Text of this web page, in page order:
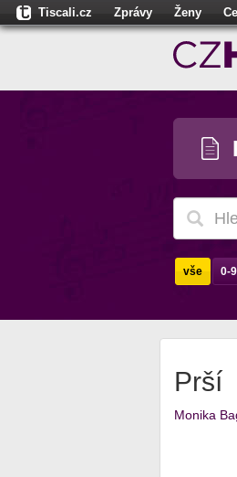
Tiscali.cz Zprávy Ženy
Sport
vše 0-9
Prší
Monika